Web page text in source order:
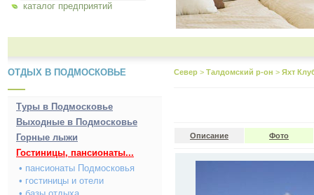
каталог предприятий
ОТДЫХ В ПОДМОСКОВЬЕ
Туры в Подмосковье
Выходные в Подмосковье
Горные лыжи
Гостиницы, пансионаты...
• пансионаты Подмосковья
• гостиницы и отели
Север > Талдомский р-он > Яхт
Описание Фото